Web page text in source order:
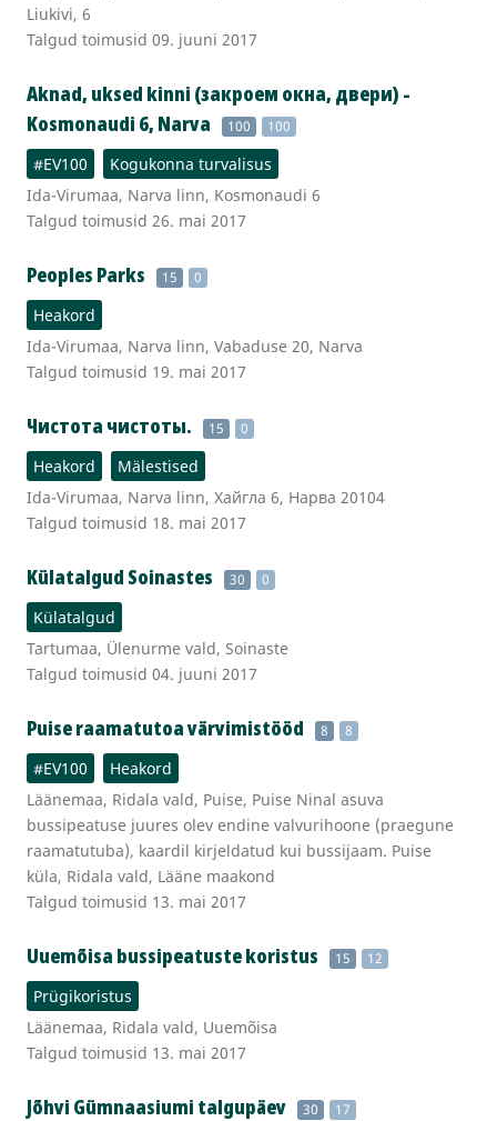
Liukivi, 6
Talgud toimusid 09. juuni 2017
Aknad, uksed kinni (закроем окна, двери) -
Kosmonaudi 6, Narva
100 100
#EV100
Kogukonna turvalisus
Ida-Virumaa, Narva linn, Kosmonaudi 6
Talgud toimusid 26. mai 2017
Peoples Parks 15 0
Heakord
Ida-Virumaa, Narva linn, Vabaduse 20, Narva
Talgud toimusid 19. mai 2017
Чистота чистоты. 15 0
Heakord
Mälestised
Ida-Virumaa, Narva linn, Хайгла 6, Нарва 20104
Talgud toimusid 18. mai 2017
Külatalgud Soinastes 30 0
Külatalgud
Tartumaa, Ülenurme vald, Soinaste
Talgud toimusid 04. juuni 2017
Puise raamatutoa värvimistööd 8 8
#EV100
Heakord
Läänemaa, Ridala vald, Puise, Puise Ninal asuva
bussipeatuse juures olev endine valvurihoone (praegune
raamatutuba), kaardil kirjeldatud kui bussijaam. Puise
küla, Ridala vald, Lääne maakond
Talgud toimusid 13. mai 2017
Uuemõisa bussipeatuste koristus 15 12
Prügikoristus
Läänemaa, Ridala vald, Uuemõisa
Talgud toimusid 13. mai 2017
Jõhvi Gümnaasiumi talgupäev 30 17